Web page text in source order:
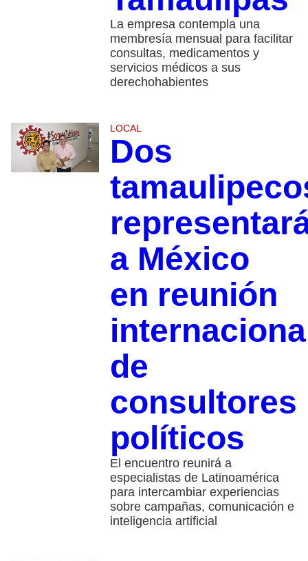
La empresa contempla una
membresía mensual para facilitar
consultas, medicamentos y
servicios médicos a sus
derechohabientes
LOCAL
Dos
a México
en reunión
de
consultores
políticos
El encuentro reunirá a
especialistas de Latinoamérica
para intercambiar experiencias
sobre campañas, comunicación e
inteligencia artificial